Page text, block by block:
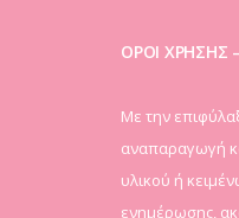
ΟΡΟΙ ΧΡΗΣΗΣ
Mε την
αναπαραγωγή
υλικού ή
ενημέρωσης,